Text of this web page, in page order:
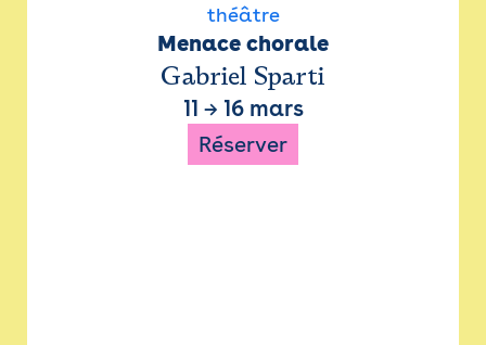
théâtre
Menace chorale
Gabriel Sparti
11 → 16 mars
Réserver